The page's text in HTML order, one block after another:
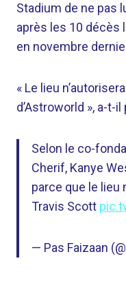
Stadium de ne pas
après les 10 décès
en novembre
« Le lieu
d’Astroworld », a-t-
Selon le co-
Cherif, Kanye
parce que le lieu
Travis Scott
— Pas Faizaan